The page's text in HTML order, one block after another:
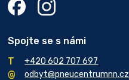
Spojte se s námi
+420 602 707 697
odbyt@pneucentrumnn.cz